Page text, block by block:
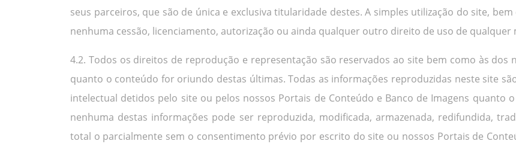
seus parceiros, que são de única e exclusiva titularidade destes. A simples utilização do site,
nenhuma cessão, licenciamento, autorização ou ainda qualquer outro direito de uso de qualquer
4.2. Todos os direitos de reprodução e representação são reservados ao site bem como às dos
quanto o conteúdo for oriundo destas últimas. Todas as informações reproduzidas neste site
intelectual detidos pelo site ou pelos nossos Portais de Conteúdo e Banco de Imagens
nenhuma destas informações pode ser reproduzida, modificada, armazenada, redifundida,
total o parcialmente sem o consentimento prévio por escrito do site ou nossos Portais de